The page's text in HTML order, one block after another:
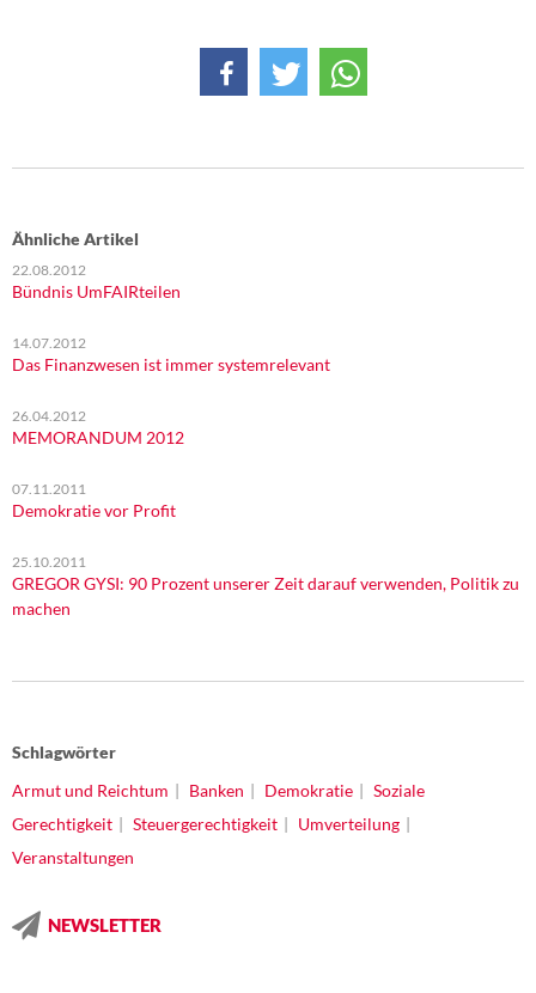
Ähnliche Artikel
22.08.2012
Bündnis UmFAIRteilen
14.07.2012
Das Finanzwesen ist immer systemrelevant
26.04.2012
MEMORANDUM 2012
07.11.2011
Demokratie vor Profit
25.10.2011
GREGOR GYSI: 90 Prozent unserer Zeit darauf verwenden, Politik zu
machen
Schlagwörter
Armut und Reichtum
Banken Demokratie
Soziale
Gerechtigkeit
Steuergerechtigkeit
Umverteilung
Veranstaltungen
NEWSLETTER